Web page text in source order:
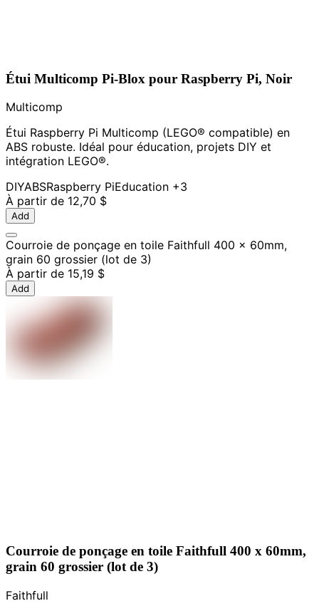
Étui Multicomp Pi-Blox pour Raspberry Pi, Noir
Multicomp
Étui Raspberry Pi Multicomp (LEGO® compatible) en
ABS robuste. Idéal pour éducation, projets DIY et
intégration LEGO®.
DIYABSRaspberry PiEducation +3
À partir de 12,70 $
Add
Courroie de ponçage en toile Faithfull 400 x 60mm,
grain 60 grossier (lot de 3)
À partir de 15,19 $
Add
Courroie de ponçage en toile Faithfull 400 x 60mm,
grain 60 grossier (lot de 3)
Faithfull